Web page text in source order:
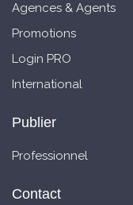
Agences & Agents
Promotions
Login PRO
International
Publier
Professionnel
Contact